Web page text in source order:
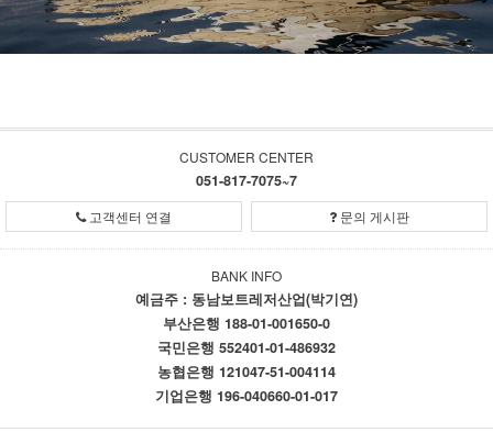
CUSTOMER CENTER
051-817-7075~7
고객센터 연결 문의 게시판
BANK INFO
예금주 : 동남보트레저산업(박기연)
부산은행 188-01-001650-0
국민은행 552401-01-486932
농협은행 121047-51-004114
기업은행 196-040660-01-017